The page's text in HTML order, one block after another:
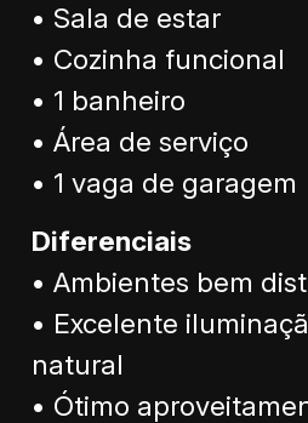
• Sala de estar
• Cozinha funcional
• 1 banheiro
• Área de serviço
• 1 vaga de garagem
Diferenciais
• Ambientes bem
• Excelente
natural
• Ótimo